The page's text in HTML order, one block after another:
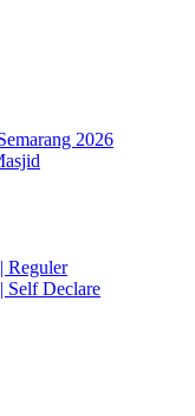
2026
Reguler
Self Declare